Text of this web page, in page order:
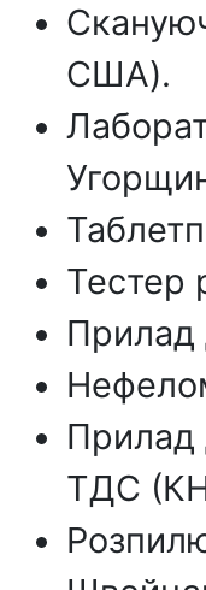
США).
Тестер
Прилад
Прилад
ТДС